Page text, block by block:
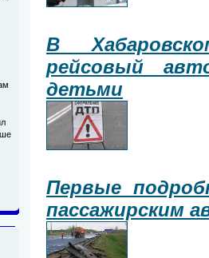
В
рейсовый
детьми
Первые
пассажирским